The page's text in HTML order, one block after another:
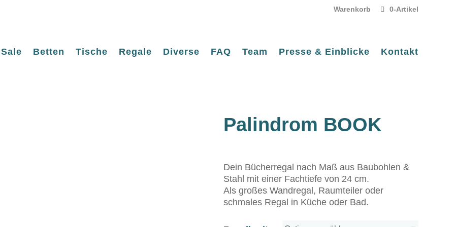
Warenkorb 0-Artikel
Sale Betten Tische Regale Diverse FAQ Team Presse & Einblicke Kontakt
Palindrom BOOK
Dein Bücherregal nach Maß aus Baubohlen &
Stahl mit einer Fachtiefe von 24 cm.
Als großes Wandregal, Raumteiler oder
schmales Regal in Küche oder Bad.